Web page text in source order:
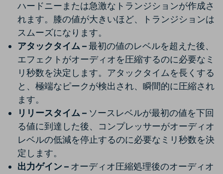
ハードニーまたは急激なトランジションが作成さ
れます。膝の値が大きいほど、トランジションは
スムーズになります。
アタックタイム –最初の値のレベルを超えた後、
エフェクトがオーディオを圧縮するのに必要なミ
リ秒数を決定します。アタックタイムを長くする
と、極端なピークが検出され、瞬間的に圧縮され
ます。
リリースタイム – ソースレベルが最初の値を下回
る値に到達した後、コンプレッサーがオーディオ
レベルの低減を停止するのに必要なミリ秒数を決
定します。
出力ゲイン – オーディオ圧縮処理後のオーディオ